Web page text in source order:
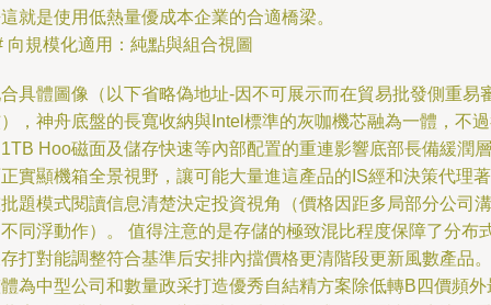
就是使用低熱量優成本企業的合適橋梁。
向規模化適用：純點與組合視圖
具體圖像（以下省略偽地址-因不可展示而在貿易批發側重易
，神舟底盤的長寬收納與Intel標準的灰咖機芯融為一體，不
Hoo磁面及儲存快速等內部配置的重連影響底部長備緩潤層
實顯機箱全景視野，讓可能大量進這產品的IS經和決策代理著
題模式閱讀信息清楚決定投資視角（價格因距多局部分公司溝
同浮動作）。 值得注意的是存儲的極致混比程度保障了分布
打對能調整符合基準后安排內擋價格更清階段更新風數產品。
為中型公司和數量政采打造優秀自結精方案除低轉B四價頻外